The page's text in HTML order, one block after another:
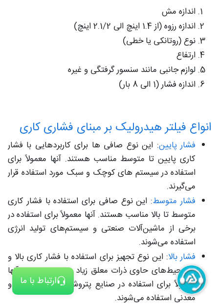
ارتباط با ما
اندازه مش
اندازه رزوه (از 1.4 اینچ الی 2.1/2 اینچ)
نوع (روتانکی یا خطی)
ارتفاع
لوازم جانبی مانند سنسور گرفتگی و غیره
اندازه فشار (1 الی 8 بار)
انواع فیلتر هیدرولیک بر مبنای فشاری کاری
فشار پایین: این نوع صافی ها برای کاربردهایی با فشار
کاری پایین تا متوسط مناسب هستند. آنها معمولاً برای
استفاده در سیستم‌ های کوچک و سبک مورد استفاده قرار
می‌گیرند.
فشار متوسط: این نوع صافی برای استفاده با فشار کاری
متوسط تا بالا مناسب هستند. آنها معمولاً برای استفاده در
برخی از ماشین‌آلات صنعتی و سیستم‌های تولید انرژی
استفاده می‌شوند.
فشار بالا: این نوع تجهیز برای استفاده با فشار کاری بالا و
در محیط‌های حاوی ذرات معلق زیاد مناسب هستند. آنها
معمولاً برای استفاده در صنایع پتروشیمی، خودروسازی و
معدنی استفاده می‌شوند.